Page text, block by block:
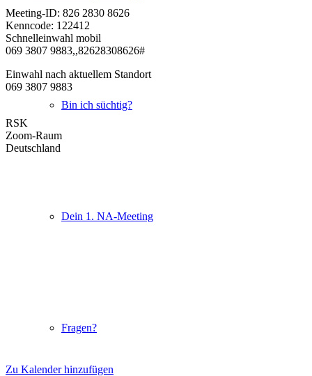
Bin ich süchtig?
Dein 1. NA-Meeting
Fragen?
Meeting-ID: 826 2830 8626
Kenncode: 122412
Schnelleinwahl mobil
069 3807 9883,,82628308626#
Einwahl nach aktuellem Standort
069 3807 9883
RSK
Zoom-Raum
Deutschland
Zu Kalender hinzufügen